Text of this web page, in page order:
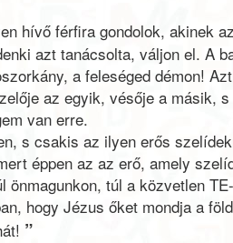
hívő férfira gondolok, akinek
azt tanácsolta, váljon el. A
a feleséged démon!
az egyik, vésője a másik,
van erre.
s csakis az ilyen erős
éppen az az erő, amely
önmagunkon, túl a közvetlen
hogy Jézus őket mondja a
”